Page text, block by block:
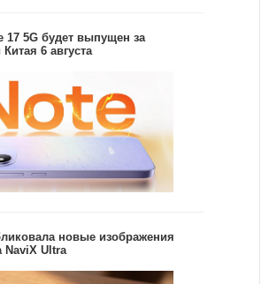
17 5G будет выпущен за
6 августа
новые изображения
NaviX Ultra